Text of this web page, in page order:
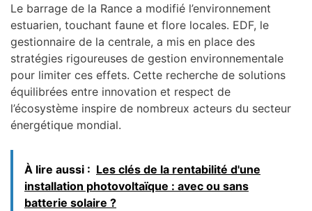
Le barrage de la Rance a modifié l’environnement
estuarien, touchant faune et flore locales. EDF, le
gestionnaire de la centrale, a mis en place des
stratégies rigoureuses de gestion environnementale
pour limiter ces effets. Cette recherche de solutions
équilibrées entre innovation et respect de
l’écosystème inspire de nombreux acteurs du secteur
énergétique mondial.
À lire aussi : Les clés de la rentabilité d'une
installation photovoltaïque : avec ou sans
batterie solaire ?